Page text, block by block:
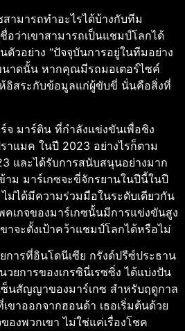
ามารถทำอะไรได้บ้างกับทีม
อว่าเขาสามารถเป็นแชมป์โลกได้
ตัวอย่าง “ปัจจุบันการอยู่ในทีมอย่าง
นาดนั้น หากคุณมีรถมอเตอร์ไซค์
อิสระกับข้อมูลแก่ผู้ขับขี่ นั่นคือสิ่งที่
จ มาร์ติน ที่กำลังแข่งขันเพื่อชิง
าแมค ในปี 2023 อย่างไรก็ตาม
และได้รับการสนับสนุนอย่างมาก
าม มาร์เกซจะขี่จักรยานในปีนี้ในปี
ม่ได้มีความร่วมมือในระดับเดียวกัน
เกจของมาร์เกซนั้นมีการแข่งขันสูง
าจะตั้งเป้าคว้าแชมป์โลกได้หรือไม่
การที่อินโดนีเซีย กรังด์ปรีซ์ประธาน
วยการของเกรซินี่เรซซิ่ง ได้แบ่งปัน
ซ็นสัญญาของมาร์เกซ สำหรับฤดูกาล
ขาออกจากฮอนด้า เธอเริ่มต้นด้วย
องพวกเขา ไม่ใช่แค่เรื่องโชค